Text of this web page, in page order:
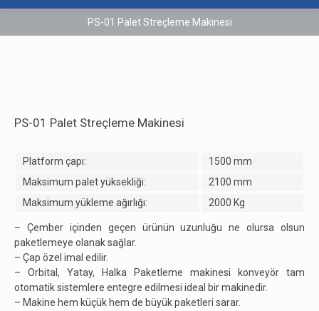
PS-01 Palet Streçleme Makinesi
PS-01 Palet Streçleme Makinesi
Platform çapı:
1500 mm
Maksimum palet yüksekliği:
2100 mm
Maksimum yükleme ağırlığı:
2000 Kg
– Çember içinden geçen ürünün uzunluğu ne olursa olsun
paketlemeye olanak sağlar.
– Çap özel imal edilir.
– Orbital, Yatay, Halka Paketleme makinesi konveyör tam
otomatik sistemlere entegre edilmesi ideal bir makinedir.
– Makine hem küçük hem de büyük paketleri sarar.